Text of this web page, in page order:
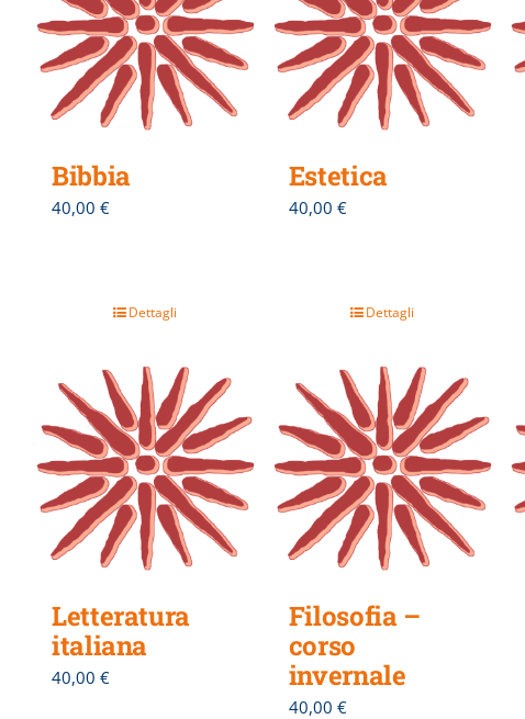
Bibbia
40,00 €
Dettagli
Estetica
40,00 €
Dettagli
Letteratura
italiana
40,00 €
Filosofia –
corso
invernale
40,00 €